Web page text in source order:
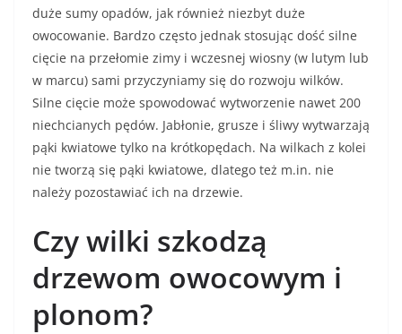
duże sumy opadów, jak również niezbyt duże
owocowanie. Bardzo często jednak stosując dość silne
cięcie na przełomie zimy i wczesnej wiosny (w lutym lub
w marcu) sami przyczyniamy się do rozwoju wilków.
Silne cięcie może spowodować wytworzenie nawet 200
niechcianych pędów. Jabłonie, grusze i śliwy wytwarzają
pąki kwiatowe tylko na krótkopędach. Na wilkach z kolei
nie tworzą się pąki kwiatowe, dlatego też m.in. nie
należy pozostawiać ich na drzewie.
Czy wilki szkodzą
drzewom owocowym i
plonom?